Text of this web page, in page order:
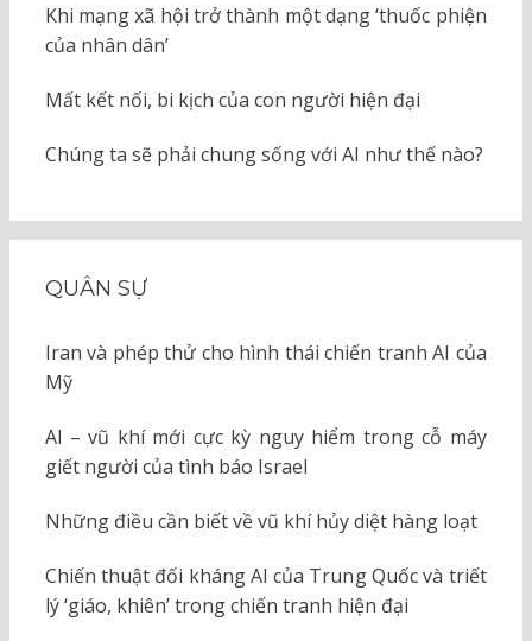
Khi mạng xã hội trở thành một dạng ‘thuốc phiện
của nhân dân’
Mất kết nối, bi kịch của con người hiện đại
Chúng ta sẽ phải chung sống với AI như thế nào?
QUÂN SỰ
Iran và phép thử cho hình thái chiến tranh AI của
Mỹ
AI – vũ khí mới cực kỳ nguy hiểm trong cỗ máy
giết người của tình báo Israel
Những điều cần biết về vũ khí hủy diệt hàng loạt
Chiến thuật đối kháng AI của Trung Quốc và triết
lý ‘giáo, khiên’ trong chiến tranh hiện đại